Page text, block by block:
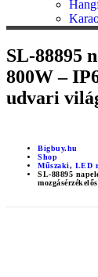
SL-88895
800W –
udvari
Bigbuy.hu
Shop
Műszaki, LED
SL-88895